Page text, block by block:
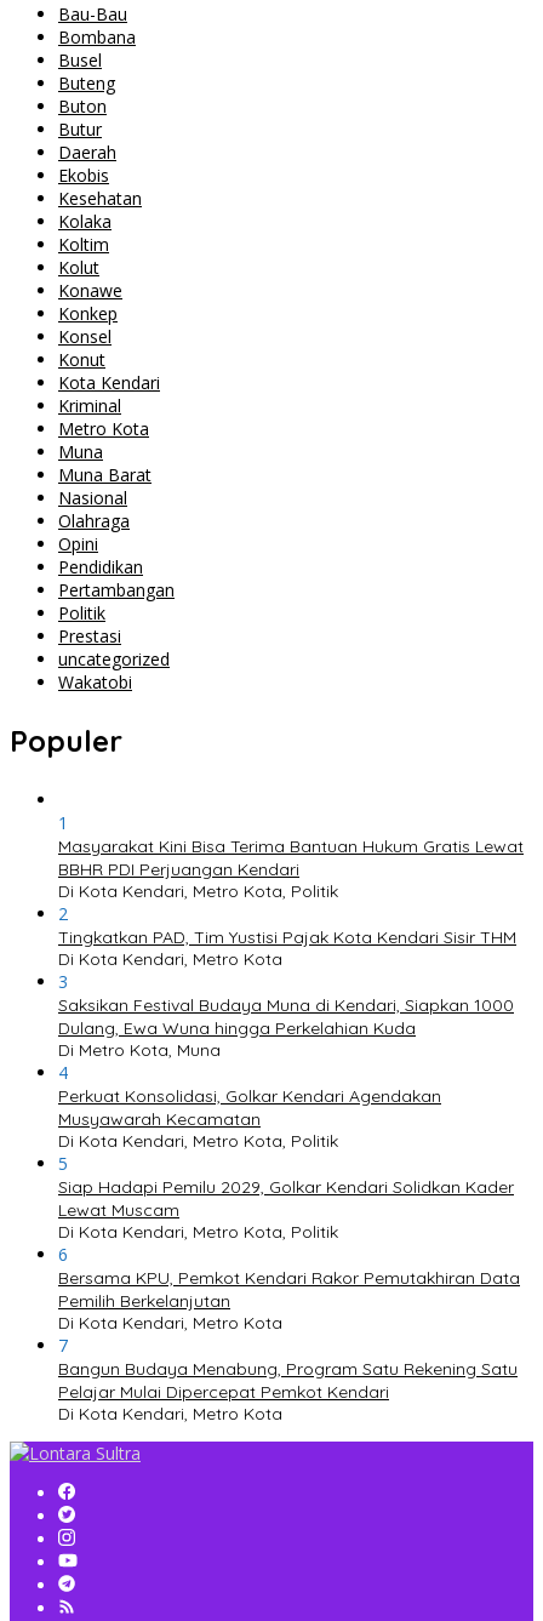
Bau-Bau
Bombana
Busel
Buteng
Buton
Butur
Daerah
Ekobis
Kesehatan
Kolaka
Koltim
Kolut
Konawe
Konkep
Konsel
Konut
Kota Kendari
Kriminal
Metro Kota
Muna
Muna Barat
Nasional
Olahraga
Opini
Pendidikan
Pertambangan
Politik
Prestasi
uncategorized
Wakatobi
Populer
1
Masyarakat Kini Bisa Terima Bantuan Hukum Gratis Lewat
BBHR PDI Perjuangan Kendari
Di Kota Kendari, Metro Kota, Politik
2
Tingkatkan PAD, Tim Yustisi Pajak Kota Kendari Sisir THM
Di Kota Kendari, Metro Kota
3
Saksikan Festival Budaya Muna di Kendari, Siapkan 1000
Dulang, Ewa Wuna hingga Perkelahian Kuda
Di Metro Kota, Muna
4
Perkuat Konsolidasi, Golkar Kendari Agendakan
Musyawarah Kecamatan
Di Kota Kendari, Metro Kota, Politik
5
Siap Hadapi Pemilu 2029, Golkar Kendari Solidkan Kader
Lewat Muscam
Di Kota Kendari, Metro Kota, Politik
6
Bersama KPU, Pemkot Kendari Rakor Pemutakhiran Data
Pemilih Berkelanjutan
Di Kota Kendari, Metro Kota
7
Bangun Budaya Menabung, Program Satu Rekening Satu
Pelajar Mulai Dipercepat Pemkot Kendari
Di Kota Kendari, Metro Kota